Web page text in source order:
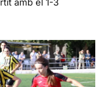
amb el 1-3